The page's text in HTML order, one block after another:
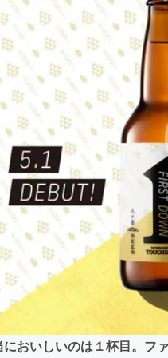
テクノロジー・ガジェット
映像・映画
ビジネス・起業
まちづくり・地域活性化
においしいのは１杯目。フ